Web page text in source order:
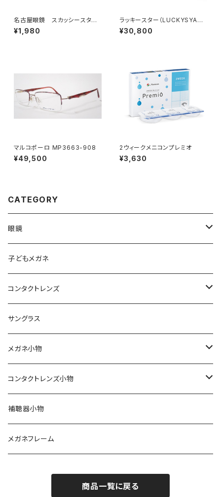
名古屋眼鏡 スカッシースタイ
ル キッズサイズ
¥1,980
ラッキースター（LUCKYSYAR）
LS22502 0045936
¥30,800
マルコポーロ MP3663-908
¥49,500
2ウィークメニコンプレミオ
¥3,630
CATEGORY
眼鏡
メンズ
レディース
軽量フレーム
Silhouette（シルエット）
Line Art（ラインアート）
TITANOS（チタノス）
Darwinr（ダーウィン）
子どもメガネ
コンタクトレンズ
定期便
ワンデー
2ウィーク
ハードコンタクト
カラーコンタクト
サングラス
メガネ小物
期間限定！セリートとプレゼント用袋付き
スカッシー
花粉症対策
コンタクトレンズ小物
ハードコンタクトレンズ用
ソフトコンタクトレンズ用
補聴器小物
メガネフレーム
商品一覧に戻る